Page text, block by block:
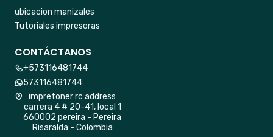
ubicacion manizales
Tutoriales impresoras
CONTÁCTANOS
+573116481744
573116481744
impretoner rc address
carrera 4 # 20-41, local 1
660002 pereira - Pereira
Risaralda - Colombia